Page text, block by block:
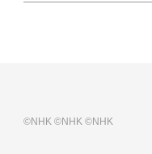
©NHK©NHK©NHK